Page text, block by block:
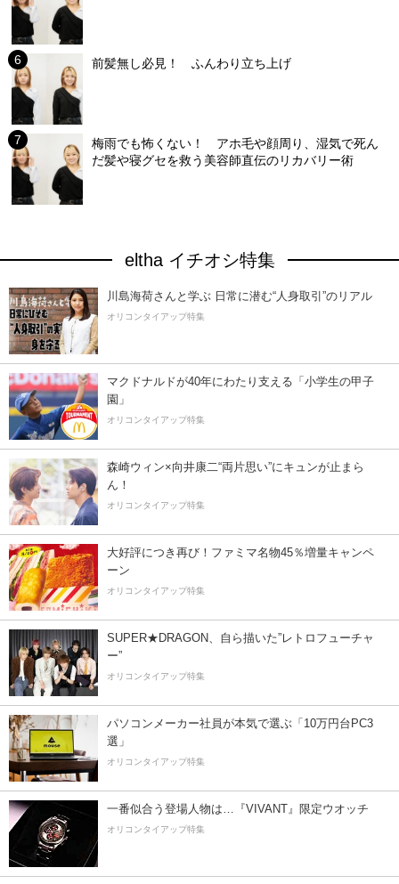
前髪無し必見！ ふんわり立ち上げ
梅雨でも怖くない！ アホ毛や顔周り、湿気で死ん
だ髪や寝グセを救う美容師直伝のリカバリー術
eltha イチオシ特集
川島海荷さんと学ぶ 日常に潜む“人身取引”のリアル
オリコンタイアップ特集
マクドナルドが40年にわたり支える「小学生の甲子
園」
オリコンタイアップ特集
森崎ウィン×向井康二“両片思い”にキュンが止まら
ん！
オリコンタイアップ特集
大好評につき再び！ファミマ名物45％増量キャンペ
ーン
オリコンタイアップ特集
SUPER★DRAGON、自ら描いた”レトロフューチャ
ー”
オリコンタイアップ特集
パソコンメーカー社員が本気で選ぶ「10万円台PC3
選」
オリコンタイアップ特集
一番似合う登場人物は…『VIVANT』限定ウオッチ
オリコンタイアップ特集